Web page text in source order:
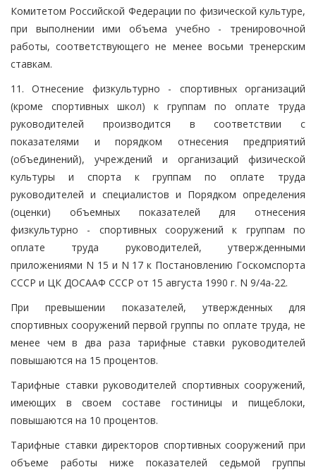
Комитетом Российской Федерации по физической культуре,
при выполнении ими объема учебно - тренировочной
работы, соответствующего не менее восьми тренерским
ставкам.
11. Отнесение физкультурно - спортивных организаций
(кроме спортивных школ) к группам по оплате труда
руководителей производится в соответствии с
показателями и порядком отнесения предприятий
(объединений), учреждений и организаций физической
культуры и спорта к группам по оплате труда
руководителей и специалистов и Порядком определения
(оценки) объемных показателей для отнесения
физкультурно - спортивных сооружений к группам по
оплате труда руководителей, утвержденными
приложениями N 15 и N 17 к Постановлению Госкомспорта
СССР и ЦК ДОСААФ СССР от 15 августа 1990 г. N 9/4а-22.
При превышении показателей, утвержденных для
спортивных сооружений первой группы по оплате труда, не
менее чем в два раза тарифные ставки руководителей
повышаются на 15 процентов.
Тарифные ставки руководителей спортивных сооружений,
имеющих в своем составе гостиницы и пищеблоки,
повышаются на 10 процентов.
Тарифные ставки директоров спортивных сооружений при
объеме работы ниже показателей седьмой группы